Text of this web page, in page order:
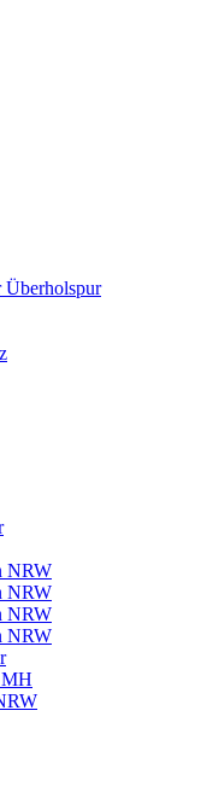
Überholspur
NRW
NRW
NRW
NRW
MH